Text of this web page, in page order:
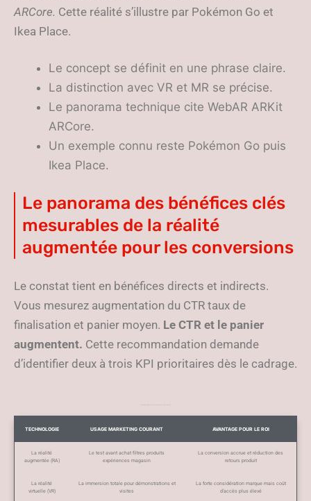
ARCore. Cette réalité s’illustre par Pokémon Go et
Ikea Place.
Le concept se définit en une phrase claire.
La distinction avec VR et MR se précise.
Le panorama technique cite WebAR ARKit
ARCore.
Un exemple connu reste Pokémon Go puis
Ikea Place.
Le panorama des bénéfices clés
mesurables de la réalité
augmentée pour les conversions
Le constat tient en bénéfices directs et indirects.
Vous mesurez augmentation du CTR taux de
finalisation et panier moyen. Le CTR et le panier
augmentent. Cette recommandation demande
d’identifier deux à trois KPI prioritaires dès le cadrage.
TECHNOLOGIE USAGE MARKETING COURANT AVANTAGE POUR LE ROI
La réalité
augmentée (RA)
Le test avant achat filtres produits
expériences magasin
La conversion accrue et réduction des
retours produit
La réalité
virtuelle (VR)
La immersion totale pour démonstrations et
visites
La forte considération marque mais coût
d’accès plus élevé